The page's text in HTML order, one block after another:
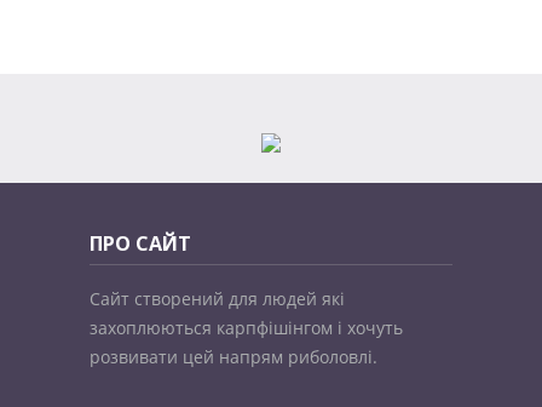
ПРО САЙТ
Сайт створений для людей які
захоплюються карпфішінгом і хочуть
розвивати цей напрям риболовлі.